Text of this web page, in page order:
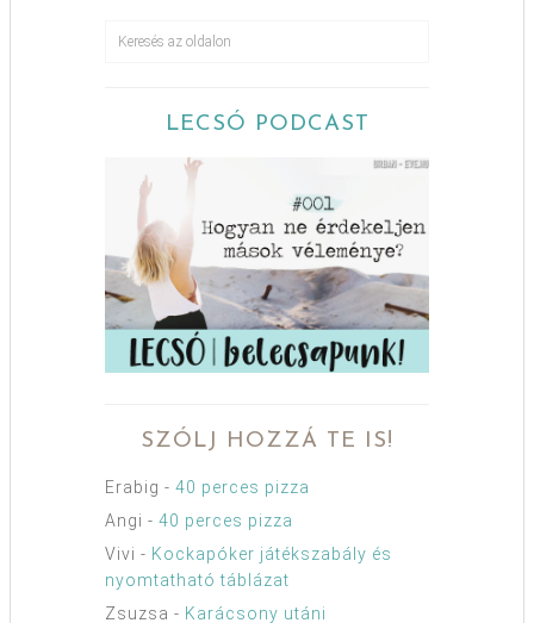
LECSÓ PODCAST
SZÓLJ HOZZÁ TE IS!
Erabig - 40 perces pizza
Angi - 40 perces pizza
Vivi - Kockapóker játékszabály és
nyomtatható táblázat
Zsuzsa - Karácsony utáni